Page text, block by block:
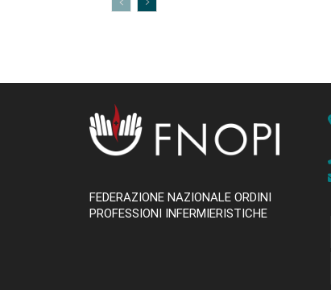
FEDERAZIONE NAZIONALE ORDINI
PROFESSIONI INFERMIERISTICHE